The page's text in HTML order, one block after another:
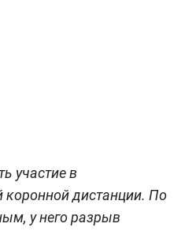
участие в
коронной дистанции. По
у него разрыв